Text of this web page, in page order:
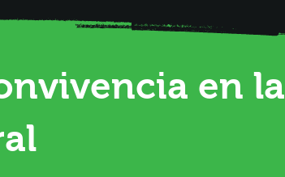
en la